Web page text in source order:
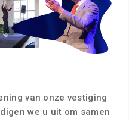
van onze vestiging
we u uit om samen